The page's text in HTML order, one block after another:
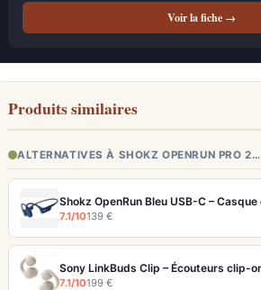
Voir la fiche →
Produits similaires
ALTERNATIVES À SHOKZ OPENRUN PRO 2…
7.1/10139 €
7.1/10199 €